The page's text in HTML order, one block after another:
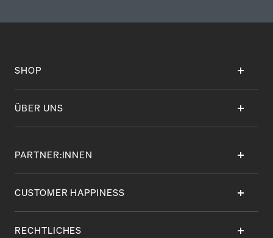
SHOP
ÜBER UNS
PARTNER:INNEN
CUSTOMER HAPPINESS
RECHTLICHES